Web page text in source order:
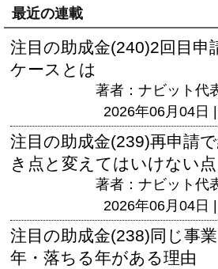
最近の連載
注目の助成金(240)2回目申
ケースとは
著者：ナビット代
2026年06月04日 |
注目の助成金(239)再申請
き点と変えてはいけない点
著者：ナビット代
2026年06月04日 |
注目の助成金(238)同じ事
年・落ちる年がある理由